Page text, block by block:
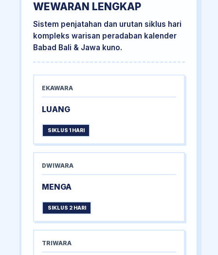
WEWARAN LENGKAP
Sistem penjatahan dan urutan siklus hari
kompleks warisan peradaban kalender
Babad Bali & Jawa kuno.
EKAWARA
LUANG
SIKLUS 1 HARI
DWIWARA
MENGA
SIKLUS 2 HARI
TRIWARA